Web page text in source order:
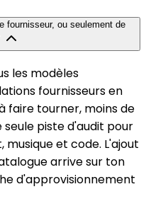
fournisseur, ou seulement de
les modèles
fournisseurs en
faire tourner, moins de
piste d'audit pour
musique et code. L'ajout
arrive sur ton
d'approvisionnement